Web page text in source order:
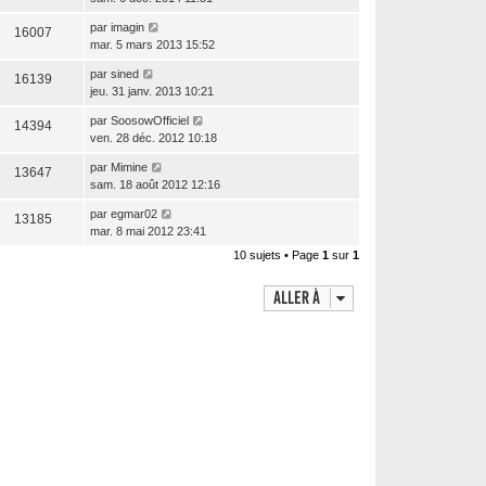
16007 par imagin
mar. 5 mars 2013 15:52
16139 par sined
jeu. 31 janv. 2013 10:21
14394 par SoosowOfficiel
ven. 28 déc. 2012 10:18
13647 par Mimine
sam. 18 août 2012 12:16
13185 par egmar02
mar. 8 mai 2012 23:41
10 sujets • Page 1 sur 1
Aller à